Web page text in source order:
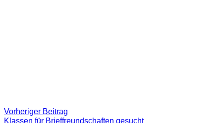
Beitragsnavigation
Vorheriger Beitrag
Beitrag:
Klassen für Brieffreundschaften gesucht